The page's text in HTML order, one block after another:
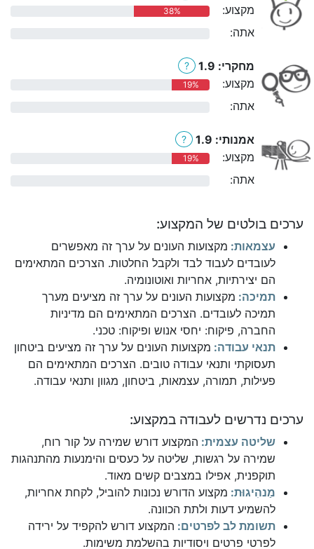
מקצוע: 38%
אתה:
מחקרי: 1.9 ?
מקצוע: 19%
אתה:
אמנותי: 1.9 ?
מקצוע: 19%
אתה:
ערכים בולטים של המקצוע:
עצמאות: מקצועות העונים על ערך זה מאפשרים
לעובדים לעבוד לבד ולקבל החלטות. הצרכים המתאימים
הם יצירתיות, אחריות ואוטונומיה.
תמיכה: מקצועות העונים על ערך זה מציעים מערך
תמיכה לעובדים. הצרכים המתאימים הם מדיניות
החברה, פיקוח: יחסי אנוש ופיקוח: טכני.
תנאי עבודה: מקצועות העונים על ערך זה מציעים ביטחון
תעסוקתי ותנאי עבודה טובים. הצרכים המתאימים הם
פעילות, תמורה, עצמאות, ביטחון, מגוון ותנאי עבודה.
ערכים נדרשים לעבודה במקצוע:
שליטה עצמית: המקצוע דורש שמירה על קור רוח,
שמירה על רגשות, שליטה על כעסים והימנעות מהתנהגות
תוקפנית, אפילו במצבים קשים מאוד.
מַנהִיגוּת: מקצוע הדורש נכונות להוביל, לקחת אחריות,
להשמיע דעות ולתת הכוונה.
תשומת לב לפרטים: המקצוע דורש להקפיד על ירידה
לפרטי פרטים ויסודיות בהשלמת משימות.